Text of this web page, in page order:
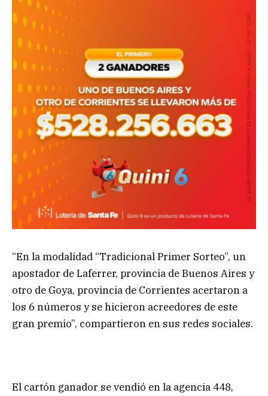
“En la modalidad “Tradicional Primer Sorteo”, un
apostador de Laferrer, provincia de Buenos Aires y
otro de Goya, provincia de Corrientes acertaron a
los 6 números y se hicieron acreedores de este
gran premio”, compartieron en sus redes sociales.
El cartón ganador se vendió en la agencia 448,